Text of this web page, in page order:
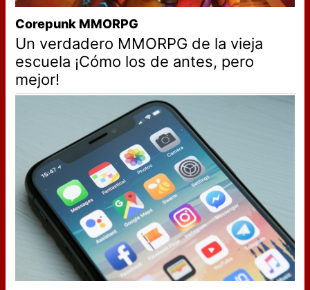
Corepunk MMORPG
Un verdadero MMORPG de la vieja
escuela ¡Cómo los de antes, pero
mejor!